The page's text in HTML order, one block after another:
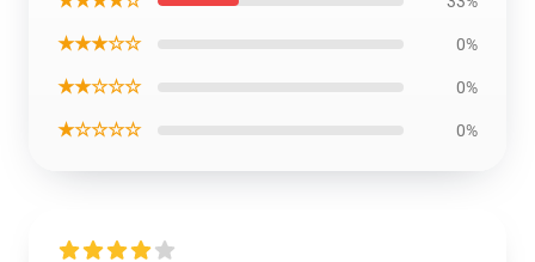
★★★☆☆ 0%
★★☆☆☆ 0%
★☆☆☆☆ 0%